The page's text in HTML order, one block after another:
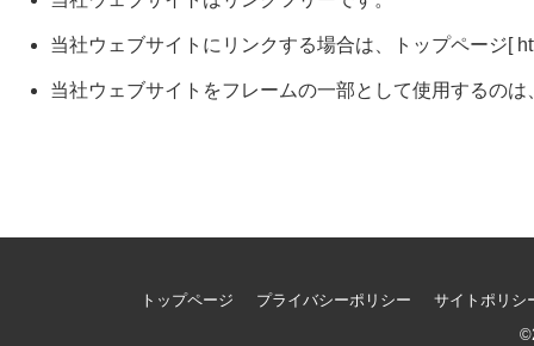
当社ウェブサイトにリンクする場合は、トップページ[
当社ウェブサイトをフレームの一部として使用するの
トップページ プライバシーポリシー
サイトポリシ